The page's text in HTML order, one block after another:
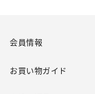
会員情報
お買い物ガイド